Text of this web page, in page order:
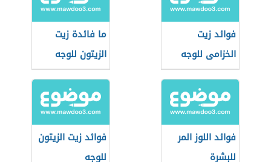
فوائد زيت
الخزامى للوجه
ما فائدة زيت
الزيتون للوجه
فوائد اللوز المر
للبشرة
فوائد زيت الزيتون
للوجه